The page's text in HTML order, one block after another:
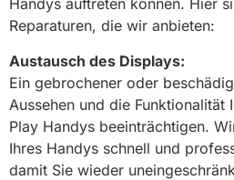
Handys auftreten können. Hier
Reparaturen, die wir anbieten:
Austausch des Displays:
Ein gebrochener oder
Aussehen und die
Play Handys beeinträchtigen.
Ihres Handys schnell und
damit Sie wieder